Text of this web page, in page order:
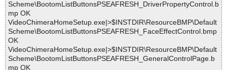
Scheme\BootomListButtonsPSEAFRESH_DriverPropertyControl.b
mp OK
VideoChimeraHomeSetup.exe|>$INSTDIR\ResourceBMP\Default
Scheme\BootomListButtonsPSEAFRESH_FaceEffectControl.bmp
OK
VideoChimeraHomeSetup.exe|>$INSTDIR\ResourceBMP\Default
Scheme\BootomListButtonsPSEAFRESH_GeneralControlPage.b
mp OK